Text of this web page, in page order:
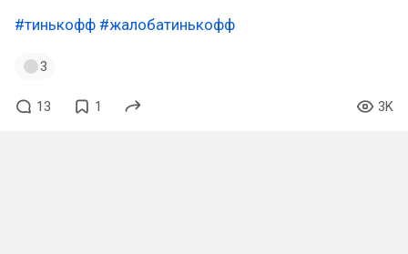
#тинькофф #жалобатинькофф
3
13 1 3K